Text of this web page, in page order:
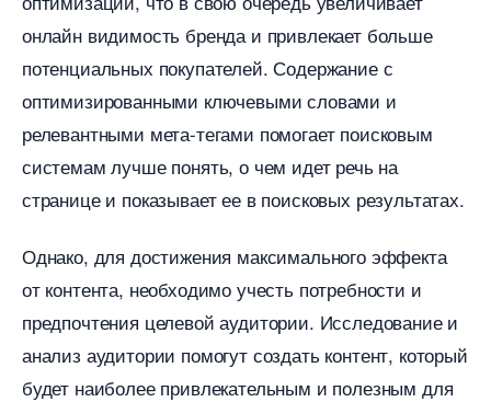
онлайн видимость бренда и привлекает больше
потенциальных покупателей. Содержание с
оптимизированными ключевыми словами и
релевантными мета-тегами помогает поисковым
системам лучше понять, о чем идет речь на
странице и показывает ее в поисковых результатах.
Однако, для достижения максимального эффекта
от контента, необходимо учесть потребности и
предпочтения целевой аудитории. Исследование и
анализ аудитории помогут создать контент, который
удет наиболее привлекательным и полезным для